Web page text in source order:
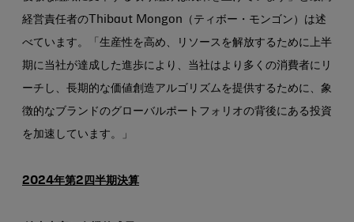
経営責任者のThibaut Mongon（ティボー・モンゴン）は述
べています。「生産性を高め、リソースを解放するために上半
期に当社が達成した進歩により、当社はより多くの消費者にリ
ーチし、長期的な価値創造アルゴリズムを提供するために、象
徴的なブランドのグローバルポートフォリオの背後にある投資
を加速しています。」
2024年第2四半期決算